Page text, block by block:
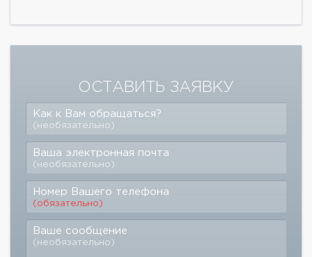
ОСТАВИТЬ ЗАЯВКУ
Как к Вам обращаться?
(необязательно)
Ваша электронная почта
(необязательно)
Номер Вашего телефона
(обязательно)
Ваше сообщение
(необязательно)